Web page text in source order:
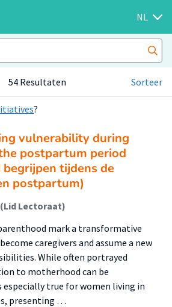
NL
54 Resultaten Sorteer
?
vulnerability during
postpartum period
tijdens de
postpartum)
Lectoraat)
mark a transformative
caregivers and assume a new
While often portrayed
to motherhood can be
especially true for women living in
presenting …